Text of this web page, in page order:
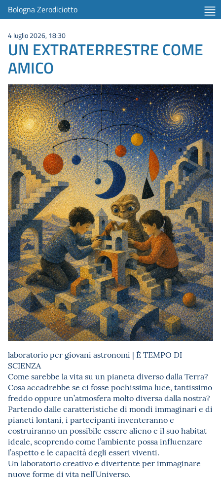
Bologna Zerodiciotto
4 luglio 2026, 18:30
UN EXTRATERRESTRE COME
AMICO
laboratorio per giovani astronomi | È TEMPO DI
SCIENZA
Come sarebbe la vita su un pianeta diverso dalla Terra?
Cosa accadrebbe se ci fosse pochissima luce, tantissimo
freddo oppure un’atmosfera molto diversa dalla nostra?
Partendo dalle caratteristiche di mondi immaginari e di
pianeti lontani, i partecipanti inventeranno e
costruiranno un possibile essere alieno e il suo habitat
ideale, scoprendo come l’ambiente possa influenzare
l’aspetto e le capacità degli esseri viventi.
Un laboratorio creativo e divertente per immaginare
nuove forme di vita nell’Universo.